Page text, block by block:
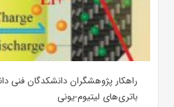
راهکار پژوهشگران دانشکدگان فنی
باتری‌های لیتیوم-یونی